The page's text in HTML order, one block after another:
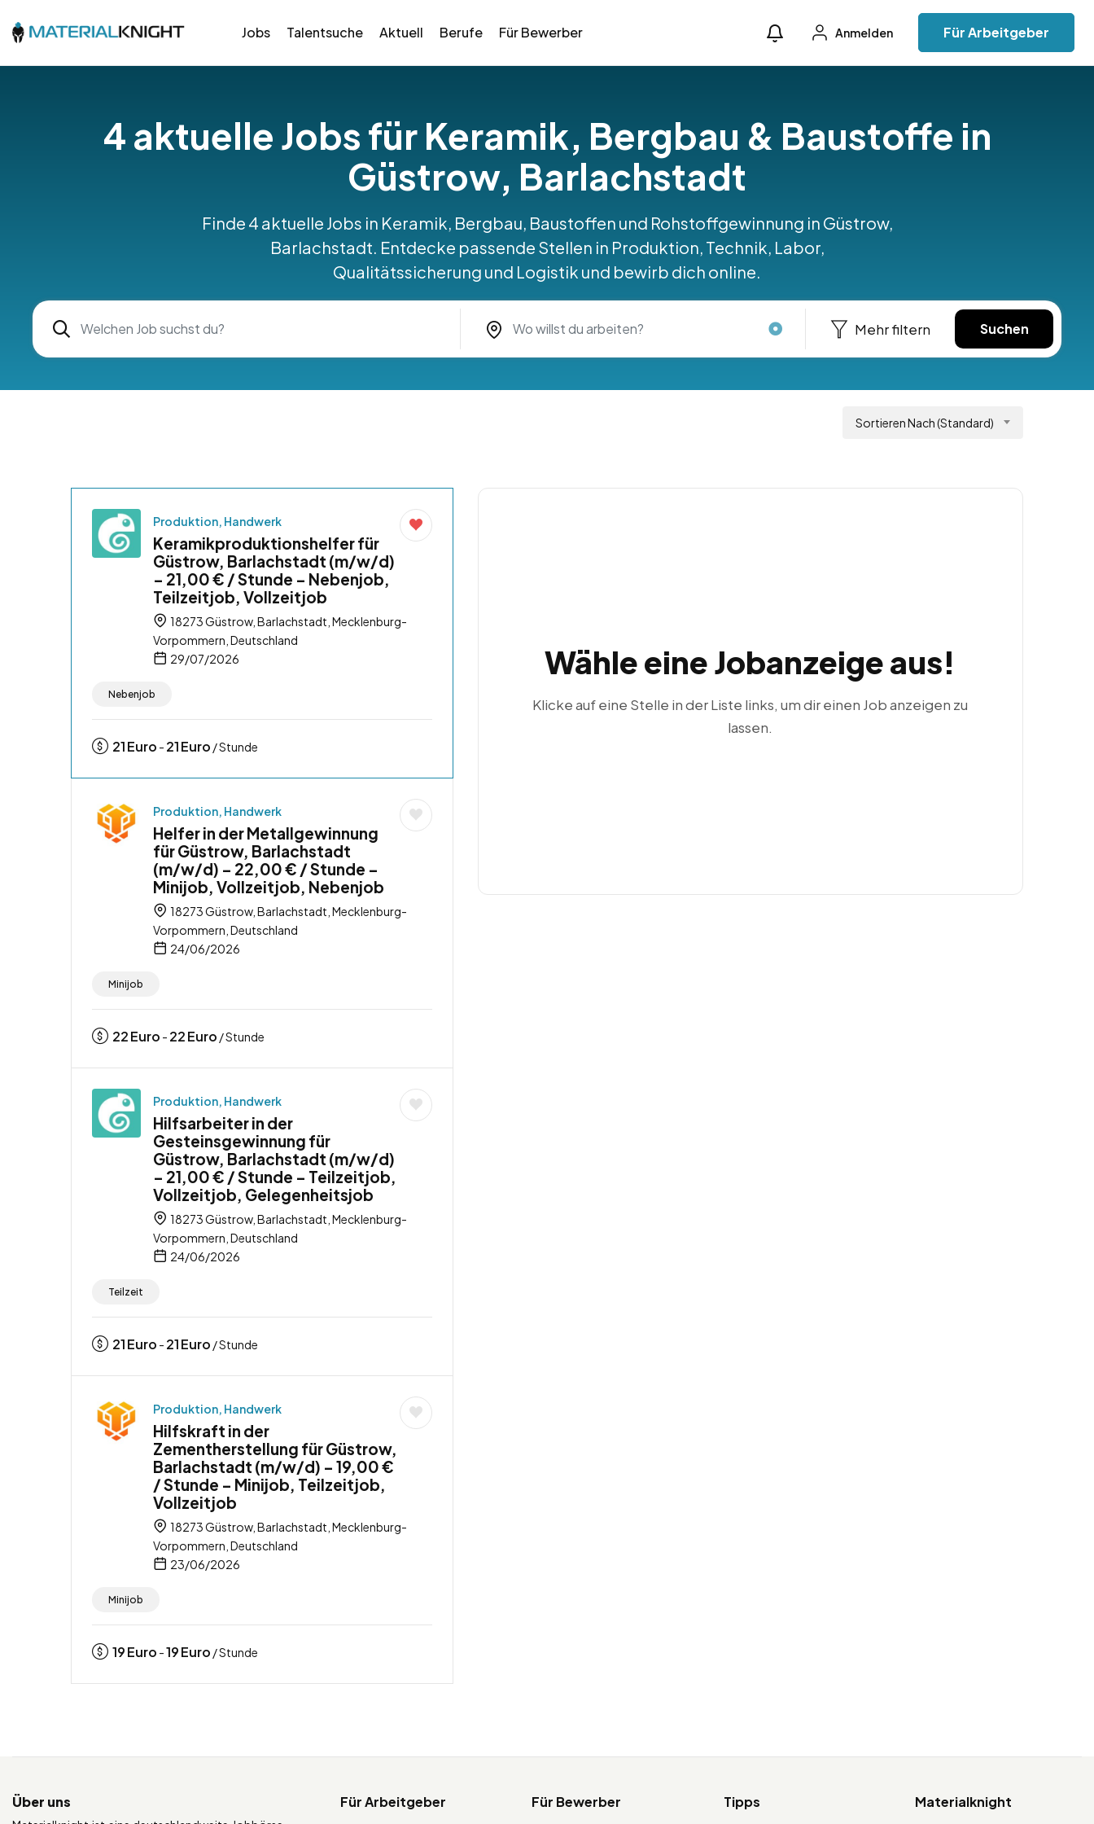
Jobs Talentsuche Aktuell Berufe Für Bewerber Anmelden Für Arbeitgeber
4 aktuelle Jobs für Keramik, Bergbau & Baustoffe in
Güstrow, Barlachstadt
Finde 4 aktuelle Jobs in Keramik, Bergbau, Baustoffen und Rohstoffgewinnung in Güstrow,
Barlachstadt. Entdecke passende Stellen in Produktion, Technik, Labor,
Qualitätssicherung und Logistik und bewirb dich online.
Mehr filtern Suchen
Sortieren Nach (Standard)
Produktion, Handwerk
Keramikproduktionshelfer für
Güstrow, Barlachstadt (m/w/d)
– 21,00 € / Stunde – Nebenjob,
Teilzeitjob, Vollzeitjob
18273 Güstrow, Barlachstadt, Mecklenburg-
Vorpommern, Deutschland
29/07/2026
Nebenjob
21Euro - 21Euro / Stunde
Produktion, Handwerk
Helfer in der Metallgewinnung
für Güstrow, Barlachstadt
(m/w/d) – 22,00 € / Stunde –
Minijob, Vollzeitjob, Nebenjob
18273 Güstrow, Barlachstadt, Mecklenburg-
Vorpommern, Deutschland
24/06/2026
Minijob
22Euro - 22Euro / Stunde
Produktion, Handwerk
Hilfsarbeiter in der
Gesteinsgewinnung für
Güstrow, Barlachstadt (m/w/d)
– 21,00 € / Stunde – Teilzeitjob,
Vollzeitjob, Gelegenheitsjob
18273 Güstrow, Barlachstadt, Mecklenburg-
Vorpommern, Deutschland
24/06/2026
Teilzeit
21Euro - 21Euro / Stunde
Produktion, Handwerk
Hilfskraft in der
Zementherstellung für Güstrow,
Barlachstadt (m/w/d) – 19,00 €
/ Stunde – Minijob, Teilzeitjob,
Vollzeitjob
18273 Güstrow, Barlachstadt, Mecklenburg-
Vorpommern, Deutschland
23/06/2026
Minijob
19Euro -19Euro / Stunde
Wähle eine Jobanzeige aus!
Klicke auf eine Stelle in der Liste links, um dir einen Job anzeigen zu
lassen.
Über uns Für Arbeitgeber Für Bewerber Tipps Materialknight